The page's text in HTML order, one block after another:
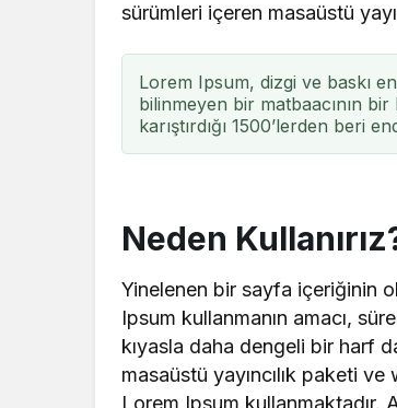
sürümleri içeren masaüstü
Lorem Ipsum, dizgi ve baskı
bilinmeyen bir matbaacının
karıştırdığı 1500’lerden beri
Neden
Yinelenen bir sayfa içeriğinin
Ipsum kullanmanın amacı,
kıyasla daha dengeli bir harf
masaüstü yayıncılık paketi